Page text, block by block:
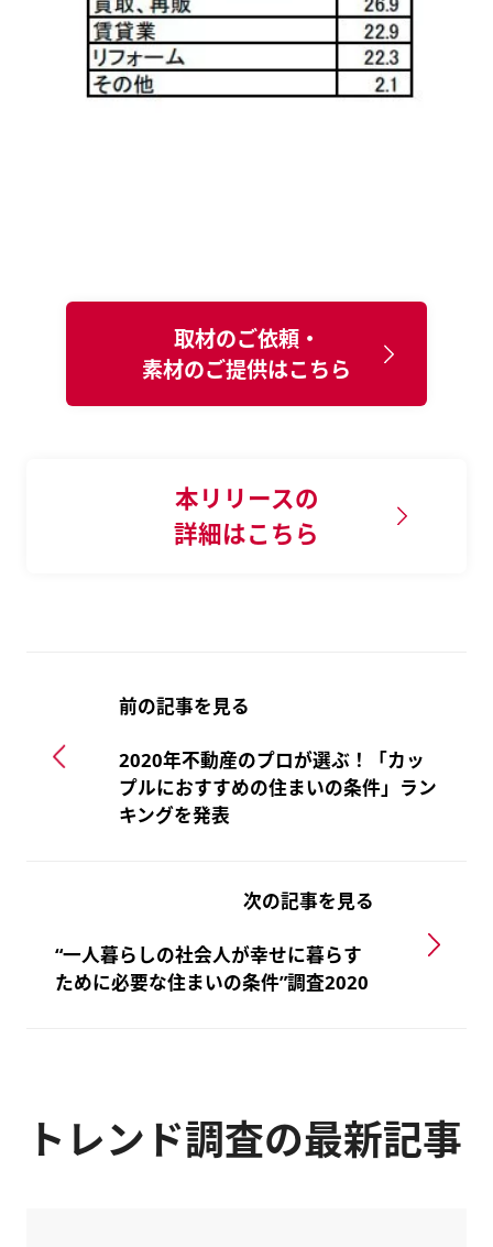
取材のご依頼・
素材のご提供はこちら
本リリースの
詳細はこちら
前の記事を見る
2020年不動産のプロが選ぶ！「カッ
プルにおすすめの住まいの条件」ラン
キングを発表
次の記事を見る
“一人暮らしの社会人が幸せに暮らす
ために必要な住まいの条件”調査2020
トレンド調査の最新記事